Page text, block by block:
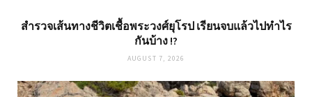
สำรวจเส้นทางชีวิตเชื้อพระวงศ์ยุโรป เรียนจบแล้วไปทำไร
กันบ้าง !?
AUGUST 7, 2026